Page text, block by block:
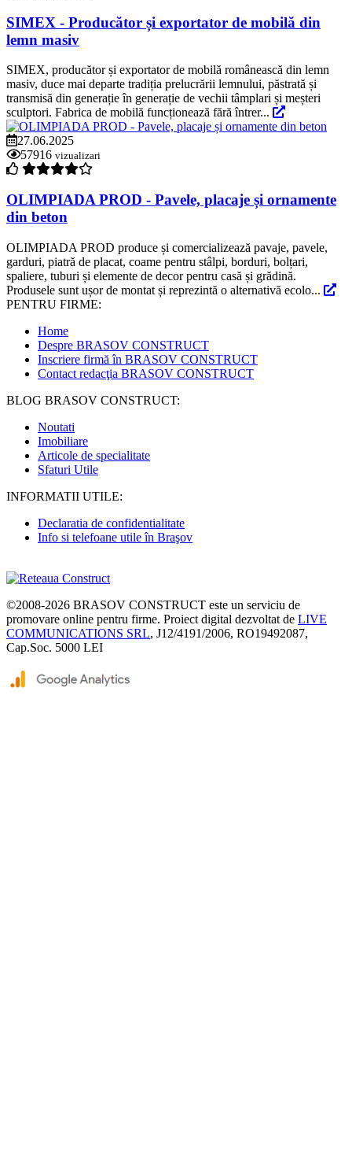
SIMEX - Producător și exportator de mobilă din
lemn masiv
SIMEX, producător și exportator de mobilă românească din lemn
masiv, duce mai departe tradiția prelucrării lemnului, păstrată și
transmisă din generație în generație de vechii tâmplari și meșteri
sculptori. Fabrica de mobilă funcționează fără întrer...
27.06.2025
57916 vizualizari
OLIMPIADA PROD - Pavele, placaje și ornamente
din beton
OLIMPIADA PROD produce și comercializează pavaje, pavele,
garduri, piatră de placat, coame pentru stâlpi, borduri, bolțari,
spaliere, tuburi și elemente de decor pentru casă și grădină.
Produsele sunt ușor de montat și reprezintă o alternativă ecolo...
PENTRU FIRME:
Home
Despre BRASOV CONSTRUCT
Inscriere firmă în BRASOV CONSTRUCT
Contact redacţia BRASOV CONSTRUCT
BLOG BRASOV CONSTRUCT:
Noutati
Imobiliare
Articole de specialitate
Sfaturi Utile
INFORMATII UTILE:
Declaratia de confidentialitate
Info si telefoane utile în Braşov
©2008-2026 BRASOV CONSTRUCT este un serviciu de
promovare online pentru firme. Proiect digital dezvoltat de LIVE
COMMUNICATIONS SRL, J12/4191/2006, RO19492087,
Cap.Soc. 5000 LEI